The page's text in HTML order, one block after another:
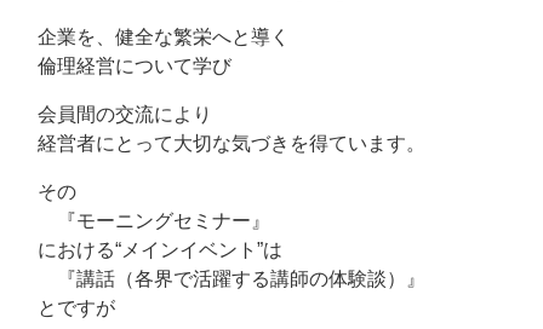
企業を、健全な繁栄へと導く
倫理経営について学び
会員間の交流により
経営者にとって大切な気づきを得ています。
その
『モーニングセミナー』
における“メインイベント”は
『講話（各界で活躍する講師の体験談）』
とですが